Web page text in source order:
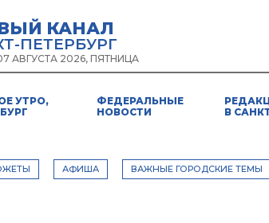
КАНАЛ
ПЕТЕРБУРГ
АВГУСТА 2026, ПЯТНИЦА
УТРО,
ФЕДЕРАЛЬНЫЕ
НОВОСТИ
В
АФИША ВАЖНЫЕ ГОРОДСКИЕ ТЕМЫ